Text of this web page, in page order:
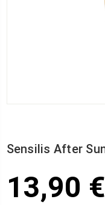
Sensilis After
13,90 €